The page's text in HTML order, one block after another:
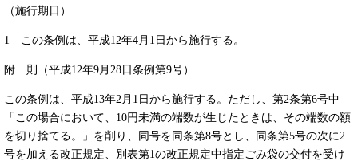
（施行期日）
1 この条例は、平成12年4月1日から施行する。
附 則（平成12年9月28日条例第9号）
この条例は、平成13年2月1日から施行する。ただし、第2条第6号中
「この場合において、10円未満の端数が生じたときは、その端数の額
を切り捨てる。」を削り、同号を同条第8号とし、同条第5号の次に2
号を加える改正規定、別表第1の改正規定中指定ごみ袋の交付を受け